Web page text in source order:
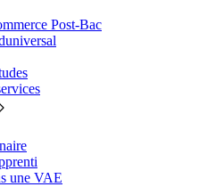
Post-Bac
une VAE